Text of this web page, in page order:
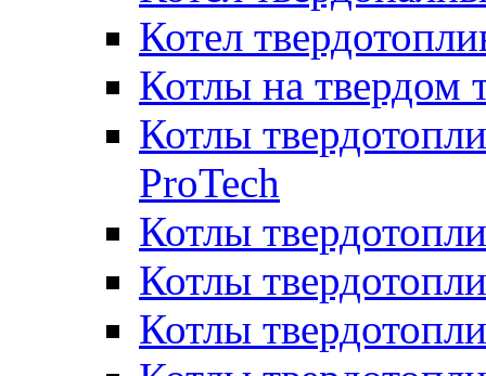
Котел
Котлы на твердом
Котлы
ProTech
Котлы
Котлы
Котлы